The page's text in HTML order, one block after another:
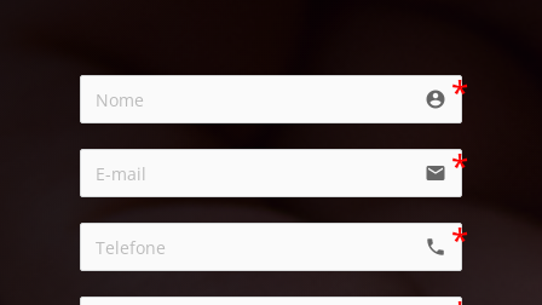
account_circle
email
phone